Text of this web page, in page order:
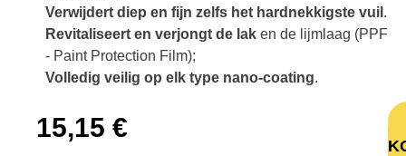
Verwijdert diep en fijn zelfs het hardnekkigste vuil .
Revitaliseert en verjongt de lak en de lijmlaag (PPF
- Paint Protection Film);
Volledig veilig op elk type nano-coating.
15,15 €